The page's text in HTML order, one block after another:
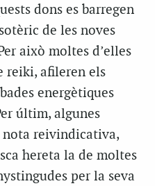
dons es barregen
de les noves
això moltes d’elles
reiki, afileren els
energètiques
últim, algunes
nota reivindicativa,
hereta la de moltes
per la seva